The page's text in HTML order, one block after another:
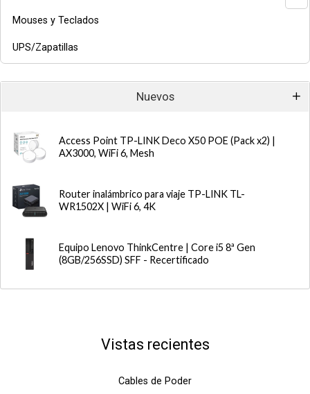
Mouses y Teclados
UPS/Zapatillas
Nuevos
Access Point TP-LINK Deco X50 POE (Pack x2) |
AX3000, WiFi 6, Mesh
Router inalámbrico para viaje TP-LINK TL-
WR1502X | WiFi 6, 4K
Equipo Lenovo ThinkCentre | Core i5 8ª Gen
(8GB/256SSD) SFF - Recertificado
Vistas recientes
Cables de Poder